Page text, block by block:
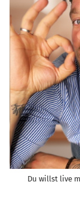
Du willst live